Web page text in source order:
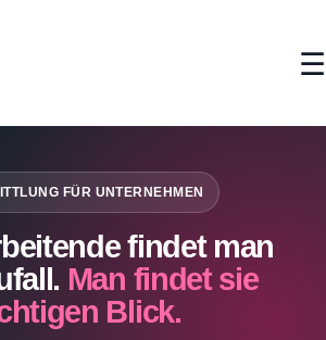
☰
FÜR UNTERNEHMEN
findet man
Man findet sie
Blick.